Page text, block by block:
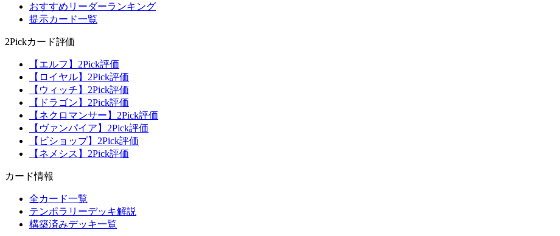
おすすめリーダーランキング
提示カード一覧
2Pickカード評価
【エルフ】2Pick評価
【ロイヤル】2Pick評価
【ウィッチ】2Pick評価
【ドラゴン】2Pick評価
【ネクロマンサー】2Pick評価
【ヴァンパイア】2Pick評価
【ビショップ】2Pick評価
【ネメシス】2Pick評価
カード情報
全カード一覧
テンポラリーデッキ解説
構築済みデッキ一覧